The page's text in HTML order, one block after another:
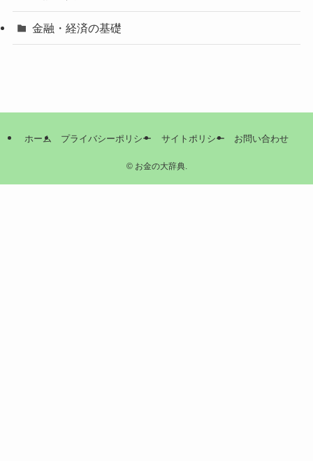
金融・経済の基礎
ホーム プライバシーポリシー サイトポリシー お問い合わせ
©お金の大辞典.